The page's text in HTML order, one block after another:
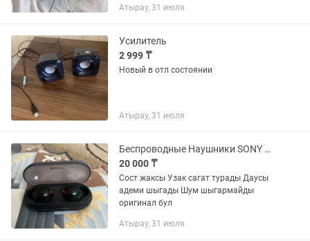
Атырау, 31 июля
Усилитель
2 999 ₸
Новый в отл состоянии
Атырау, 31 июля
Беспроводные Наушники SONY WF C 500
20 000 ₸
Сост жаксы Узак сагат турады Даусы
адеми шыгады Шум шыгармайды
оригинал бул
Атырау, 31 июля